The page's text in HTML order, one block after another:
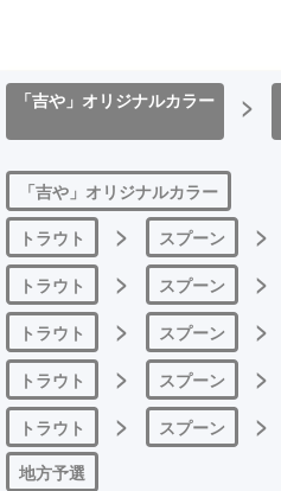
「吉や」オリジナルカラー >
「吉や」オリジナルカラー
トラウト
> スプーン >
トラウト
> スプーン >
トラウト
> スプーン >
トラウト
> スプーン >
トラウト
> スプーン >
地方予選